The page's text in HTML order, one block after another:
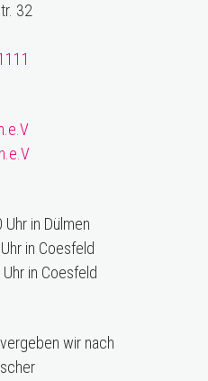
32
in Dülmen
in Coesfeld
in Coesfeld
wir nach